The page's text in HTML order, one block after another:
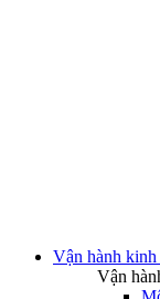
Vận hành kinh
Vận